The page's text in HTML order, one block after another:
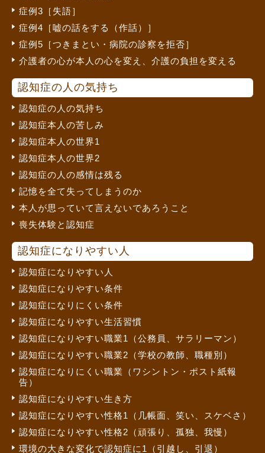
症例3［失語］
症例4［嘘の話をする（作話）］
症例5［つきまとい・病院の診察を拒否］
介護者の心が本人の心を変え、介護の負担を変える
認知症の人の気持ち
認知症の人の気持ち
認知症本人の苦しみ
認知症本人の世界1
認知症本人の世界2
認知症の人の感情は残る
記憶を全て失ってしまうのか
本人が思っていて言えないであろうこと
喪失体験と認知症
認知症になりやすい人
認知症になりやすい人
認知症になりやすい条件
認知症になりにくい条件
認知症になりやすい生活習慣
認知症になりやすい職業1（公務員、サラリーマン）
認知症になりやすい職業2（学校の教師、職種別）
認知症になりにくい職業（ワシントン・ポスト紙報
告）
認知症になりやすい生き方
認知症になりやすい性格1（几帳面、笑い、スケベさ）
認知症になりやすい性格2（頑張り、孤独、我慢）
環境の大きな変化で認知症に1（引越し、引退）